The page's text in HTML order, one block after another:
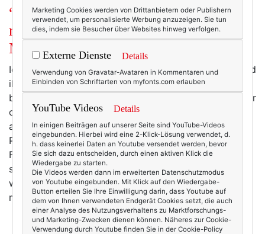
“Ich möchte kurvige Frauen sichtbar
machen.” Plussize-Designerin Doris
Megger im Interview. #koop*
Ich weiß nicht mehr genau, wann mir Doris Megger und
ihr LabelCurvesstyledas erste Mal im Internet
begegnete. Aber es ist schon eine ganze Weile her, vier
oder fünf Jahre vielleicht?! Woran ich mich aber mehr
als deutlich erinnere: Wie froh ich war, endlich ein
Plussize-Label gefunden zu haben, das „proppere"
Frauen – wie mich – nicht nurirgendwie anzog,
sondern sie ganz offensichtlich schöner machen
wollte. Ja, ich fühlte mich erstmals ernst genommen
mit meinen Röllchen und… mehr
Marketing Cookies werden von Drittanbietern oder Publishern
verwendet, um personalisierte Werbung anzuzeigen. Sie tun
dies, indem sie Besucher über Websites hinweg verfolgen.
Externe Dienste Details
Verwendung von Gravatar-Avataren in Kommentaren und
Einbinden von Schriftarten von myfonts.com erlauben
YouTube Videos Details
In einigen Beiträgen auf unserer Seite sind YouTube-Videos
eingebunden. Hierbei wird eine 2-Klick-Lösung verwendet, d.
h. dass keinerlei Daten an Youtube versendet werden, bevor
Sie sich dazu entscheiden, durch einen aktiven Klick die
Wiedergabe zu starten.
Die Videos werden dann im erweiterten Datenschutzmodus
von Youtube eingebunden. Mit Klick auf den Wiedergabe-
Button erteilen Sie Ihre Einwilligung darin, dass Youtube auf
dem von Ihnen verwendeten Endgerät Cookies setzt, die auch
einer Analyse des Nutzungsverhaltens zu Marktforschungs-
und Marketing-Zwecken dienen können. Näheres zur Cookie-
Verwendung durch Youtube finden Sie in der Cookie-Policy